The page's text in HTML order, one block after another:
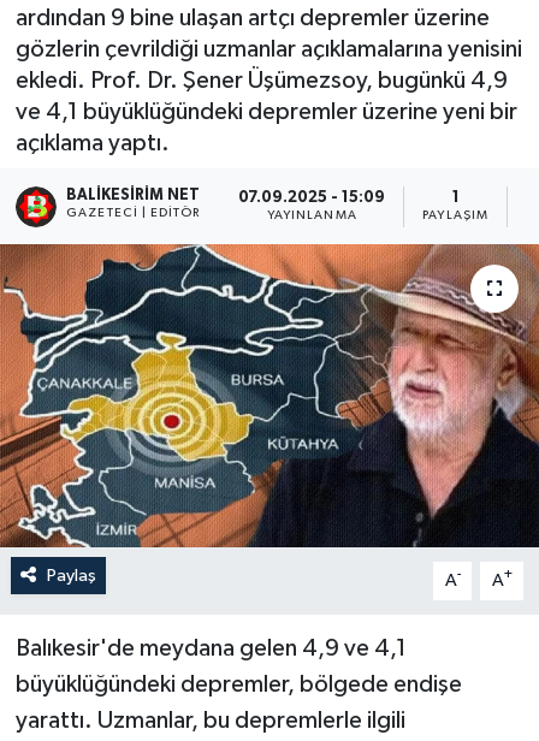
ardından 9 bine ulaşan artçı depremler üzerine
gözlerin çevrildiği uzmanlar açıklamalarına yenisini
ekledi. Prof. Dr. Şener Üşümezsoy, bugünkü 4,9
ve 4,1 büyüklüğündeki depremler üzerine yeni bir
açıklama yaptı.
BALIKESIRIM NET
GAZETECI | EDITÖR
07.09.2025 - 15:09
YAYINLANMA
1
PAYLAŞIM
Paylaş A- A+
Balıkesir'de meydana gelen 4,9 ve 4,1
büyüklüğündeki depremler, bölgede endişe
yarattı. Uzmanlar, bu depremlerle ilgili